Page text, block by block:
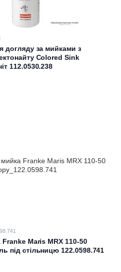
догляду за мийками з
Colored Sink
112.0530.238
Maris MRX 110-50
під стільницю 122.0598.741